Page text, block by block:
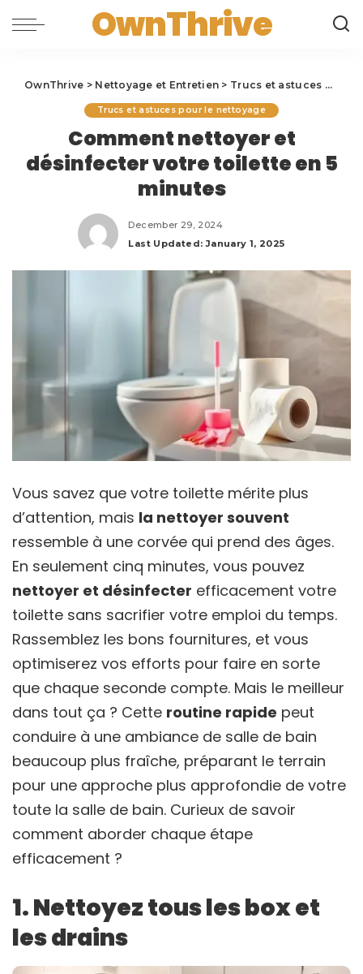
OwnThrive
OwnThrive > Nettoyage et Entretien > Trucs et astuces pour le nettoyage
Trucs et astuces pour le nettoyage
Comment nettoyer et
désinfecter votre toilette en 5
minutes
December 29, 2024
Last Updated: January 1, 2025
Vous savez que votre toilette mérite plus
d’attention, mais la nettoyer souvent
ressemble à une corvée qui prend des âges.
En seulement cinq minutes, vous pouvez
nettoyer et désinfecter efficacement votre
toilette sans sacrifier votre emploi du temps.
Rassemblez les bons fournitures, et vous
optimiserez vos efforts pour faire en sorte
que chaque seconde compte. Mais le meilleur
dans tout ça ? Cette routine rapide peut
conduire à une ambiance de salle de bain
beaucoup plus fraîche, préparant le terrain
pour une approche plus approfondie de votre
toute la salle de bain. Curieux de savoir
comment aborder chaque étape
efficacement ?
1. Nettoyez tous les box et
les drains